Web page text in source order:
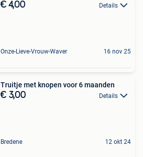
€ 4,00 Details
Onze-Lieve-Vrouw-Waver 16 nov 25
Truitje met knopen voor 6 maanden
€ 3,00 Details
Bredene 12 okt 24